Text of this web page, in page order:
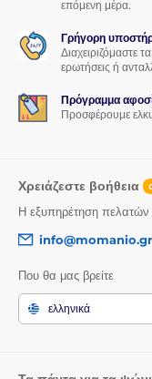
επόμενη μέρα.
Γρήγορη
Διαχειριζόμαστε
ερωτήσεις ή
Πρόγραμμα
Προσφέρουμε
Χρειάζεστε βοήθεια
Η εξυπηρέτηση πελατών
info@momanio.gr
Που θα μας βρείτε
ελληνικά